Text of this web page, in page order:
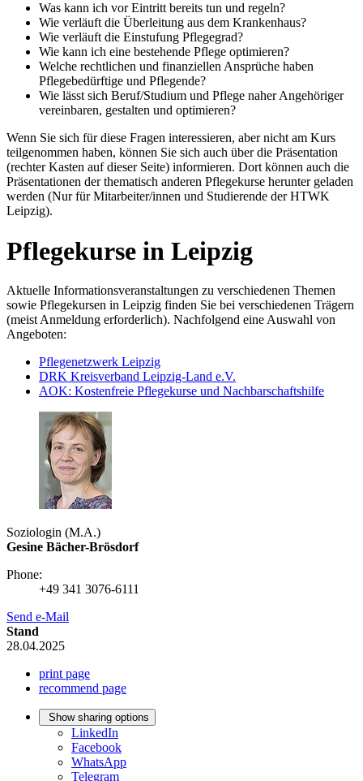
Was kann ich vor Eintritt bereits tun und regeln?
Wie verläuft die Überleitung aus dem Krankenhaus?
Wie verläuft die Einstufung Pflegegrad?
Wie kann ich eine bestehende Pflege optimieren?
Welche rechtlichen und finanziellen Ansprüche haben
Pflegebedürftige und Pflegende?
Wie lässt sich Beruf/Studium und Pflege naher Angehöriger
vereinbaren, gestalten und optimieren?
Wenn Sie sich für diese Fragen interessieren, aber nicht am Kurs
teilgenommen haben, können Sie sich auch über die Präsentation
(rechter Kasten auf dieser Seite) informieren. Dort können auch die
Präsentationen der thematisch anderen Pflegekurse herunter geladen
werden (Nur für Mitarbeiter/innen und Studierende der HTWK
Leipzig).
Pflegekurse in Leipzig
Aktuelle Informationsveranstaltungen zu verschiedenen Themen
sowie Pflegekursen in Leipzig finden Sie bei verschiedenen Trägern
(meist Anmeldung erforderlich). Nachfolgend eine Auswahl von
Angeboten:
Pflegenetzwerk Leipzig
DRK Kreisverband Leipzig-Land e.V.
AOK: Kostenfreie Pflegekurse und Nachbarschaftshilfe
Soziologin (M.A.)
Gesine Bächer-Brösdorf
Phone:
+49 341 3076-6111
Send e-Mail
Stand
28.04.2025
print page
recommend page
Show sharing options
LinkedIn
Facebook
WhatsApp
Telegram